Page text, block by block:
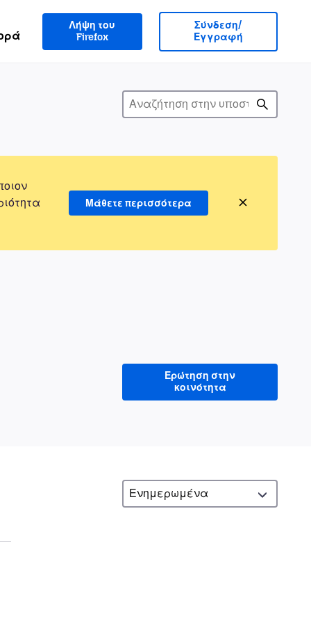
Λήψη του
Firefox
Σύνδεση/
Εγγραφή
Μάθετε περισσότερα
Ερώτηση στην
κοινότητα